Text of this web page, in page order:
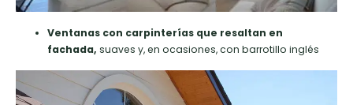
Ventanas con carpinterías que resaltan en
fachada, suaves y, en ocasiones, con barrotillo inglés